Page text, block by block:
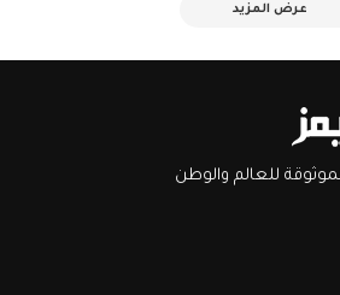
عرض المزيد
للعالم والوطن